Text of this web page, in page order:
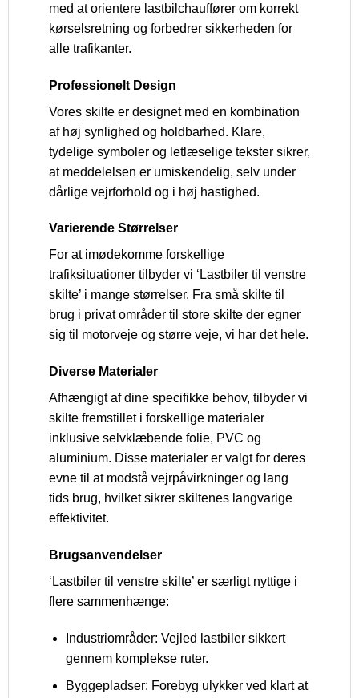
med at orientere lastbilchauffører om korrekt
kørselsretning og forbedrer sikkerheden for
alle trafikanter.
Professionelt Design
Vores skilte er designet med en kombination
af høj synlighed og holdbarhed. Klare,
tydelige symboler og letlæselige tekster sikrer,
at meddelelsen er umiskendelig, selv under
dårlige vejrforhold og i høj hastighed.
Varierende Størrelser
For at imødekomme forskellige
trafiksituationer tilbyder vi ‘Lastbiler til venstre
skilte’ i mange størrelser. Fra små skilte til
brug i privat områder til store skilte der egner
sig til motorveje og større veje, vi har det hele.
Diverse Materialer
Afhængigt af dine specifikke behov, tilbyder vi
skilte fremstillet i forskellige materialer
inklusive selvklæbende folie, PVC og
aluminium. Disse materialer er valgt for deres
evne til at modstå vejrpåvirkninger og lang
tids brug, hvilket sikrer skiltenes langvarige
effektivitet.
Brugsanvendelser
‘Lastbiler til venstre skilte’ er særligt nyttige i
flere sammenhænge:
Industriområder: Vejled lastbiler sikkert
gennem komplekse ruter.
Byggepladser: Forebyg ulykker ved klart at